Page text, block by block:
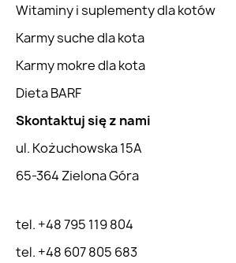
Witaminy i suplementy dla kotów
Karmy suche dla kota
Karmy mokre dla kota
Dieta BARF
Skontaktuj się z nami
ul. Kożuchowska 15A
65-364 Zielona Góra
tel. +48 795 119 804
tel. +48 607 805 683